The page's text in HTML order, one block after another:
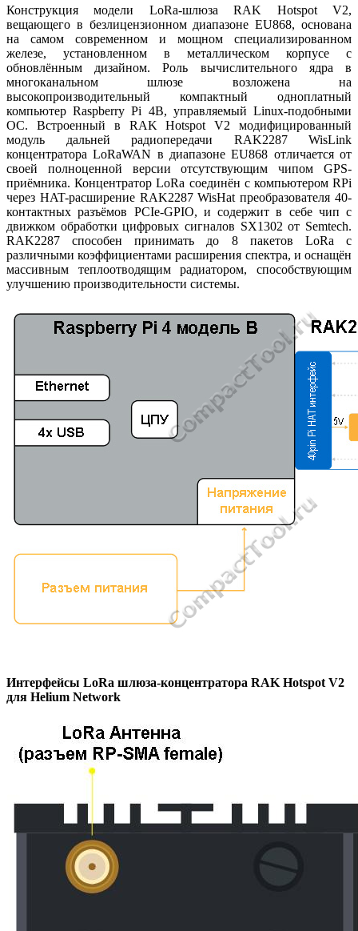
Конструкция модели LoRa-шлюза RAK Hotspot V2,
вещающего в безлицензионном диапазоне EU868, основана
на самом современном и мощном специализированном
железе, установленном в металлическом корпусе с
обновлённым дизайном. Роль вычислительного ядра в
многоканальном шлюзе возложена на
высокопроизводительный компактный одноплатный
компьютер Raspberry Pi 4B, управляемый Linux-подобными
ОС. Встроенный в RAK Hotspot V2 модифицированный
модуль дальней радиопередачи RAK2287 WisLink
концентратора LoRaWAN в диапазоне EU868 отличается от
своей полноценной версии отсутствующим чипом GPS-
приёмника. Концентратор LoRa соединён с компьютером RPi
через HAT-расширение RAK2287 WisHat преобразователя 40-
контактных разъёмов PCIe-GPIO, и содержит в себе чип с
движком обработки цифровых сигналов SX1302 от Semtech.
RAK2287 способен принимать до 8 пакетов LoRa с
различными коэффициентами расширения спектра, и оснащён
массивным теплоотводящим радиатором, способствующим
улучшению производительности системы.
Интерфейсы LoRa шлюза-концентратора RAK Hotspot V2
для Helium Network